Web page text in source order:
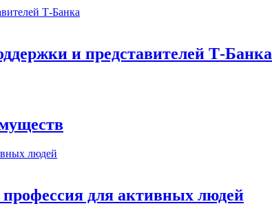
и представителей Т-Банка
для активных людей